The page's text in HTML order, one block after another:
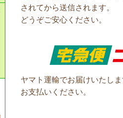
されてから送信されます。
どうぞご安心ください。
ヤマト運輸でお届けいたし
お支払いください。